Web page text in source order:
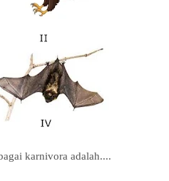
karnivora adalah....